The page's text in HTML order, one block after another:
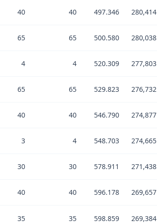
40 40 497.346 280,414
65 65 500.580 280,038
4 4 520.309 277,803
65 65 529.823 276,732
40 40 546.790 274,877
3 4 548.703 274,665
30 30 578.911 271,438
40 40 596.178 269,657
35 35 598.859 269,384